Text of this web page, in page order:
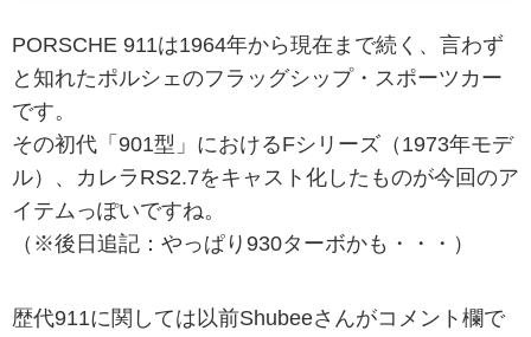
PORSCHE 911は1964年から現在まで続く、言わず
と知れたポルシェのフラッグシップ・スポーツカー
です。
その初代「901型」におけるFシリーズ（1973年モデ
ル）、カレラRS2.7をキャスト化したものが今回のア
イテムっぽいですね。
（※後日追記：やっぱり930ターボかも・・・）
歴代911に関しては以前Shubeeさんがコメント欄で